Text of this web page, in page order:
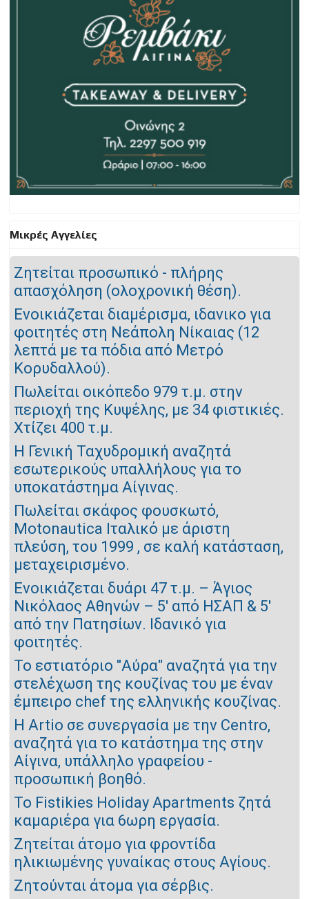
Μικρές Αγγελίες
Ζητείται προσωπικό - πλήρης
απασχόληση (ολοχρονική θέση).
Ενοικιάζεται διαμέρισμα, ιδανικο για
φοιτητές στη Νεάπολη Νίκαιας (12
λεπτά με τα πόδια από Μετρό
Κορυδαλλού).
Πωλείται οικόπεδο 979 τ.μ. στην
περιοχή της Κυψέλης, με 34 φιστικιές.
Χτίζει 400 τ.μ.
Η Γενική Ταχυδρομική αναζητά
εσωτερικούς υπαλλήλους για το
υποκατάστημα Αίγινας.
Πωλείται σκάφος φουσκωτό,
Motonautica Ιταλικό με άριστη
πλεύση, του 1999 , σε καλή κατάσταση,
μεταχειρισμένο.
Ενοικιάζεται δυάρι 47 τ.μ. – Άγιος
Νικόλαος Αθηνών – 5' από ΗΣΑΠ & 5'
από την Πατησίων. Ιδανικό για
φοιτητές.
Το εστιατόριο "Αύρα" αναζητά για την
στελέχωση της κουζίνας του με έναν
έμπειρο chef της ελληνικής κουζίνας.
Η Artio σε συνεργασία με την Centro,
αναζητά για το κατάστημα της στην
Αίγινα, υπάλληλο γραφείου -
προσωπική βοηθό.
To Fistikies Holiday Apartments ζητά
καμαριέρα για 6ωρη εργασία.
Ζητείται άτομο για φροντίδα
ηλικιωμένης γυναίκας στους Αγίους.
Ζητούνται άτομα για σέρβις.